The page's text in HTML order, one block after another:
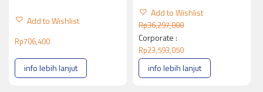
Add to Wishlist
Rp706,400
info lebih lanjut
Add to Wishlist
Rp36,297,000
Corporate :
Rp23,593,050
info lebih lanjut